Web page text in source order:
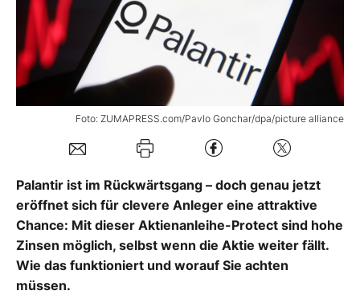
Mein B:O
Mein Konto
Folgen Sie uns
Kontakt
Foto: ZUMAPRESS.com/Pavlo Gonchar/dpa/picture alliance
Palantir ist im Rückwärtsgang – doch genau jetzt
eröffnet sich für clevere Anleger eine attraktive
Chance: Mit dieser Aktienanleihe-Protect sind hohe
Zinsen möglich, selbst wenn die Aktie weiter fällt.
Wie das funktioniert und worauf Sie achten
müssen.